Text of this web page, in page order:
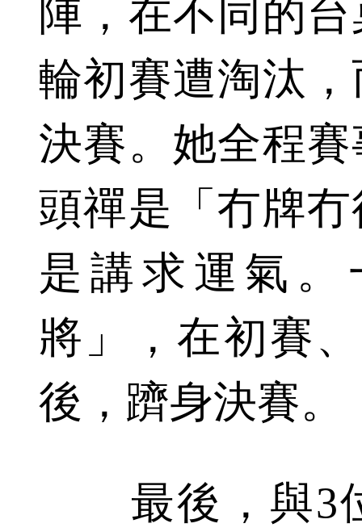
陣，在不同的
輪初賽遭淘汰
決賽。她全程
頭禪是「冇牌
是講求運氣
將」，在初賽
後，躋身決賽。
最後，與3位